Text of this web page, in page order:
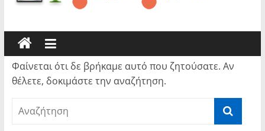
Φαίνεται ότι δε βρήκαμε αυτό που ζητούσατε. Αν
θέλετε, δοκιμάστε την αναζήτηση.